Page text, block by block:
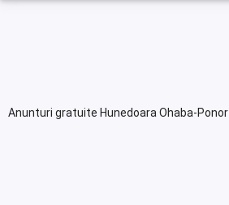
Anunturi gratuite Hunedoara Ohaba-Ponor